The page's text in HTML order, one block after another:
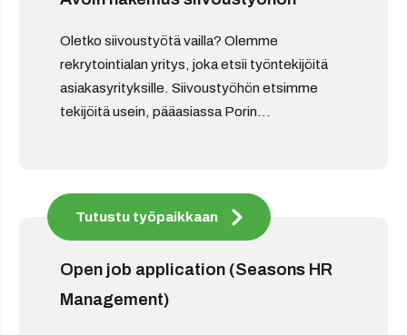
Oletko siivoustyötä vailla? Olemme
rekrytointialan yritys, joka etsii työntekijöitä
asiakasyrityksille. Siivoustyöhön etsimme
tekijöitä usein, pääasiassa Porin...
Tutustu työpaikkaan
Open job application (Seasons HR
Management)